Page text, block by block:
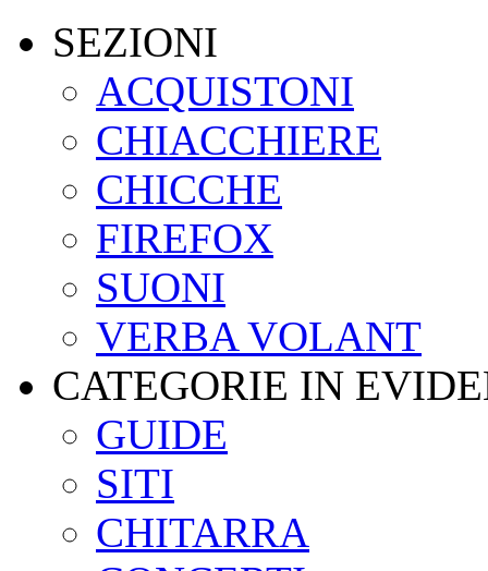
SEZIONI
ACQUISTONI
CHIACCHIERE
CHICCHE
FIREFOX
SUONI
VERBA VOLANT
CATEGORIE IN
GUIDE
SITI
CHITARRA